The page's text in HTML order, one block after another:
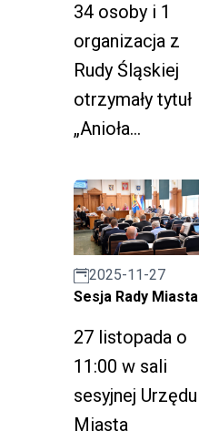
34 osoby i 1
organizacja z
Rudy Śląskiej
otrzymały tytuł
„Anioła
2025” podczas
gali, której
organizatorem
było
Stowarzyszenie
na Rzecz Dzieci
i Młodzieży
„Przystanek”.
2025-11-27
Sesja Rady Miasta
27 listopada o
11:00 w sali
sesyjnej Urzędu
Miasta